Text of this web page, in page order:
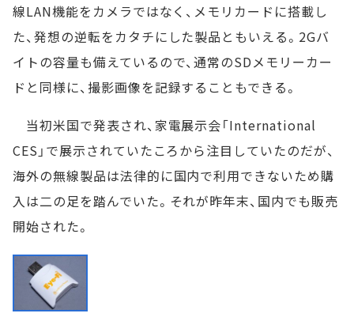
線LAN機能をカメラではなく、メモリカードに搭載し
た、発想の逆転をカタチにした製品ともいえる。2Gバ
イトの容量も備えているので、通常のSDメモリーカー
ドと同様に、撮影画像を記録することもできる。
当初米国で発表され、家電展示会「International
CES」で展示されていたころから注目していたのだが、
海外の無線製品は法律的に国内で利用できないため購
入は二の足を踏んでいた。それが昨年末、国内でも販売
開始された。